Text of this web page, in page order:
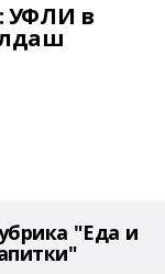
УФЛИ в
"Еда и